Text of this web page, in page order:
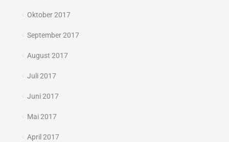
Oktober 2017
September 2017
August 2017
Juli 2017
Juni 2017
Mai 2017
April 2017